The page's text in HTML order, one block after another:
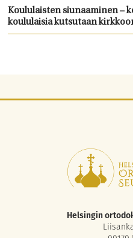
Koululaisten siunaaminen –
koululaisia kutsutaan
Helsingin